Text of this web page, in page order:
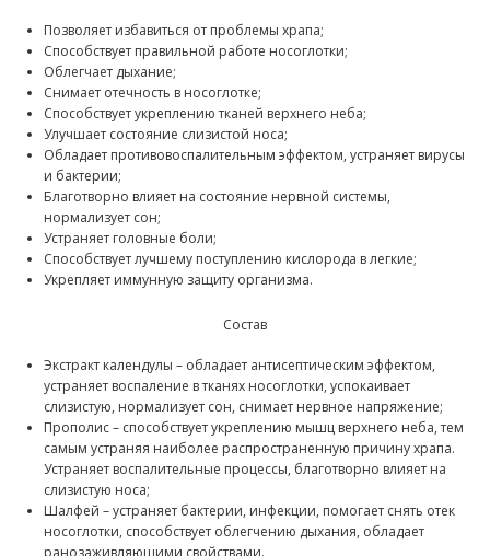
Позволяет избавиться от проблемы храпа;
Способствует правильной работе носоглотки;
Облегчает дыхание;
Снимает отечность в носоглотке;
Способствует укреплению тканей верхнего неба;
Улучшает состояние слизистой носа;
Обладает противовоспалительным эффектом, устраняет вирусы
и бактерии;
Благотворно влияет на состояние нервной системы,
нормализует сон;
Устраняет головные боли;
Способствует лучшему поступлению кислорода в легкие;
Укрепляет иммунную защиту организма.
Состав
Экстракт календулы – обладает антисептическим эффектом,
устраняет воспаление в тканях носоглотки, успокаивает
слизистую, нормализует сон, снимает нервное напряжение;
Прополис – способствует укреплению мышц верхнего неба, тем
самым устраняя наиболее распространенную причину храпа.
Устраняет воспалительные процессы, благотворно влияет на
слизистую носа;
Шалфей – устраняет бактерии, инфекции, помогает снять отек
носоглотки, способствует облегчению дыхания, обладает
ранозаживляющими свойствами.